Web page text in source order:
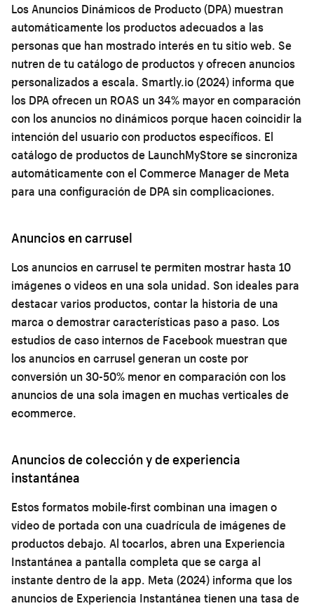
Los Anuncios Dinámicos de Producto (DPA) muestran
automáticamente los productos adecuados a las
personas que han mostrado interés en tu sitio web. Se
nutren de tu catálogo de productos y ofrecen anuncios
personalizados a escala. Smartly.io (2024) informa que
los DPA ofrecen un ROAS un 34% mayor en comparación
con los anuncios no dinámicos porque hacen coincidir la
intención del usuario con productos específicos. El
catálogo de productos de LaunchMyStore se sincroniza
automáticamente con el Commerce Manager de Meta
para una configuración de DPA sin complicaciones.
Anuncios en carrusel
Los anuncios en carrusel te permiten mostrar hasta 10
imágenes o videos en una sola unidad. Son ideales para
destacar varios productos, contar la historia de una
marca o demostrar características paso a paso. Los
estudios de caso internos de Facebook muestran que
los anuncios en carrusel generan un coste por
conversión un 30-50% menor en comparación con los
anuncios de una sola imagen en muchas verticales de
ecommerce.
Anuncios de colección y de experiencia
instantánea
Estos formatos mobile-first combinan una imagen o
video de portada con una cuadrícula de imágenes de
productos debajo. Al tocarlos, abren una Experiencia
Instantánea a pantalla completa que se carga al
instante dentro de la app. Meta (2024) informa que los
anuncios de Experiencia Instantánea tienen una tasa de